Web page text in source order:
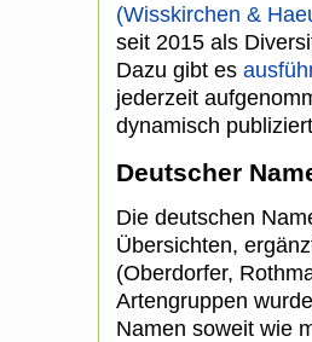
(Wisskirchen &
seit 2015 als
Dazu gibt es
jederzeit
dynamisch
Deutscher
Die deutschen
Übersichten,
(Oberdorfer,
Artengruppen
Namen soweit wie